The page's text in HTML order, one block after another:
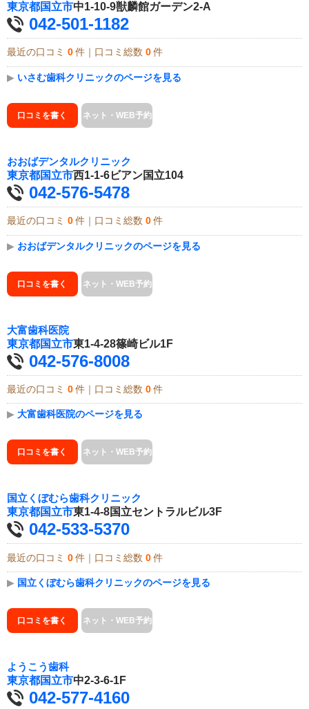
東京都国立市中1-10-9獣麟館ガーデン2-A
042-501-1182
最近の口コミ 0 件｜口コミ総数 0 件
▶ いさむ歯科クリニックのページを見る
口コミを書く ネット・WEB予約
おおばデンタルクリニック
東京都国立市西1-1-6ビアン国立104
042-576-5478
最近の口コミ 0 件｜口コミ総数 0 件
▶ おおばデンタルクリニックのページを見る
口コミを書く ネット・WEB予約
大富歯科医院
東京都国立市東1-4-28篠崎ビル1F
042-576-8008
最近の口コミ 0 件｜口コミ総数 0 件
▶ 大富歯科医院のページを見る
口コミを書く ネット・WEB予約
国立くぼむら歯科クリニック
東京都国立市東1-4-8国立セントラルビル3F
042-533-5370
最近の口コミ 0 件｜口コミ総数 0 件
▶ 国立くぼむら歯科クリニックのページを見る
口コミを書く ネット・WEB予約
ようこう歯科
東京都国立市中2-3-6-1F
042-577-4160